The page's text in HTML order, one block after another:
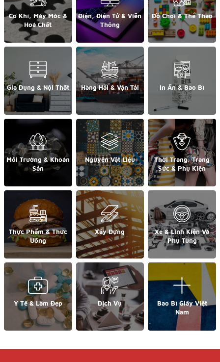
Cơ Khí, Máy Móc &
Hoá Chất
Điện, Điện Tử & Viễn
Thông
Đồ Chơi & Thể Thao
Gia Dụng & Nội Thất Hàng Hải & Vận Tải In Ấn & Bao Bì
Môi Trường & Khoán
Sản
Nguyên Vật Liệu
Thời Trang, Trang
Sức & Phụ Kiện
Thực Phẩm & Thức
Uống
Xây Dựng
Xe & Linh Kiện Và
Phụ Tùng
Y Tế & Làm Đẹp Dịch Vụ
Bao Bì Giấy Việt
Nam